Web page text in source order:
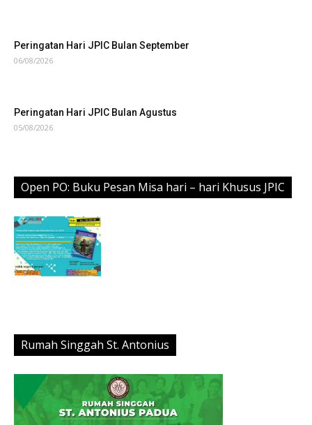
Peringatan Hari JPIC Bulan September
06/08/2026
Peringatan Hari JPIC Bulan Agustus
05/08/2026
Open PO: Buku Pesan Misa hari – hari Khusus JPIC
Rumah Singgah St. Antonius